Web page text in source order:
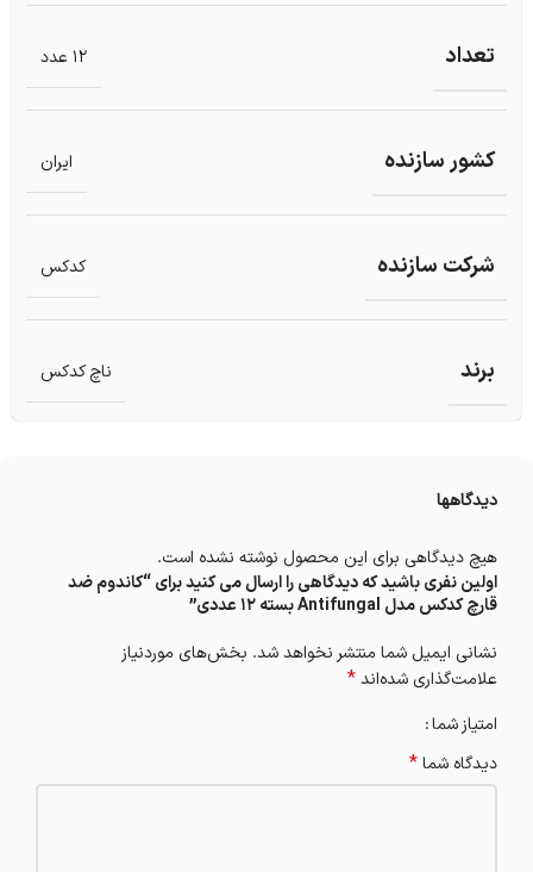
تعداد 12 عدد
کشور سازنده ایران
شرکت سازنده کدکس
برند ناچ کدکس
دیدگاهها
هیچ دیدگاهی برای این محصول نوشته نشده است.
اولین نفری باشید که دیدگاهی را ارسال می کنید برای “کاندوم ضد
قارچ کدکس مدل Antifungal بسته 12 عددی”
نشانی ایمیل شما منتشر نخواهد شد. بخش‌های موردنیاز
علامت‌گذاری شده‌اند*
امتیاز شما
دیدگاه شما*